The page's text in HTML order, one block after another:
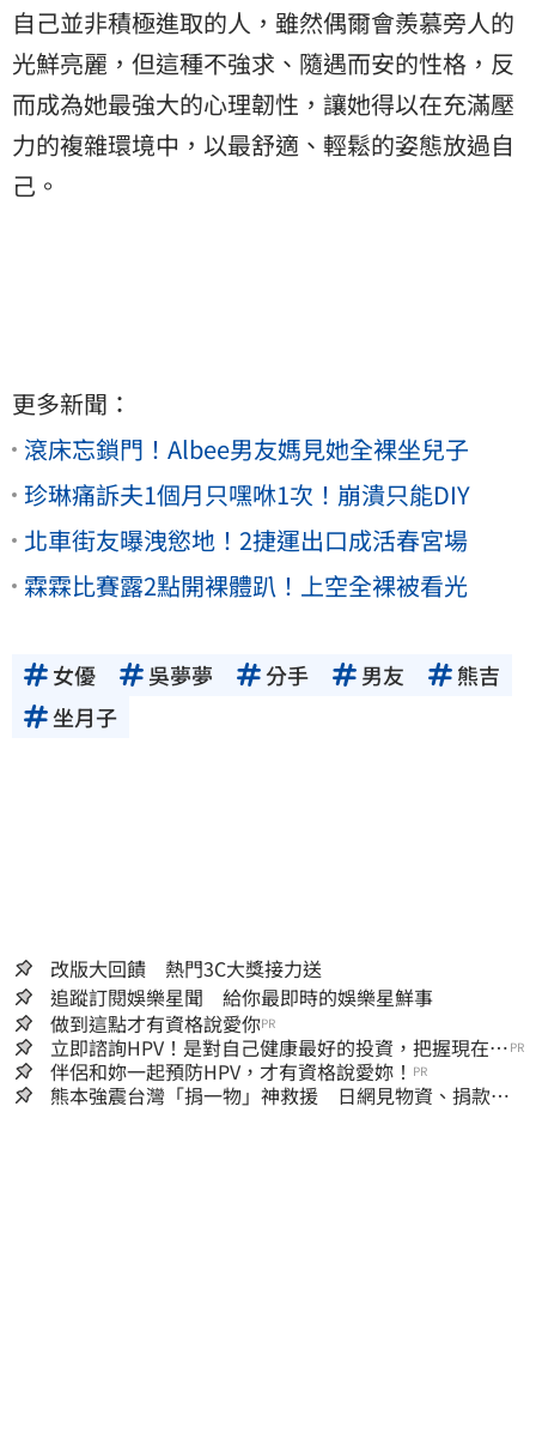
自己並非積極進取的人，雖然偶爾會羨慕旁人的
光鮮亮麗，但這種不強求、隨遇而安的性格，反
而成為她最強大的心理韌性，讓她得以在充滿壓
力的複雜環境中，以最舒適、輕鬆的姿態放過自
己。
更多新聞：
滾床忘鎖門！Albee男友媽見她全裸坐兒子
珍琳痛訴夫1個月只嘿咻1次！崩潰只能DIY
北車街友曝洩慾地！2捷運出口成活春宮場
霖霖比賽露2點開裸體趴！上空全裸被看光
女優 吳夢夢 分手 男友
熊吉
坐月子
改版大回饋 熱門3C大獎接力送
追蹤訂閱娛樂星聞 給你最即時的娛樂星鮮事
做到這點才有資格說愛你PR
立即諮詢HPV！是對自己健康最好的投資，把握現在不
嫌晚！
PR
伴侶和妳一起預防HPV，才有資格說愛妳！ PR
熊本強震台灣「捐一物」神救援 日網見物資、捐款